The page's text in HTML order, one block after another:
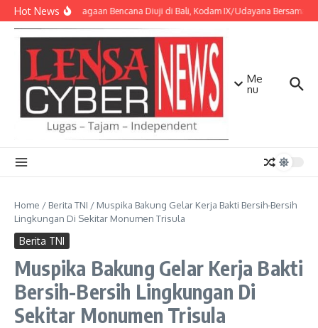
Lewati ke konten
Hot NewsKesiapsiagaan Bencana Diuji di Bali, Kodam IX/Udayana Bersama
Me
nu
Home / Berita TNI / Muspika Bakung Gelar Kerja Bakti Bersih-Bersih
Lingkungan Di Sekitar Monumen Trisula
Berita TNI
Muspika Bakung Gelar Kerja Bakti
Bersih-Bersih Lingkungan Di
Sekitar Monumen Trisula